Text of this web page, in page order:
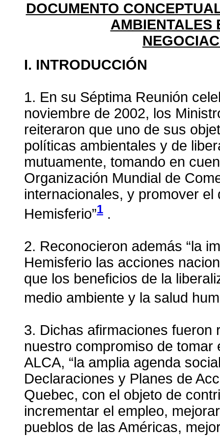
DOCUMENTO
AMBIENTALES
I. INTRODUCCIÓN
1. En su Séptima Reunión
noviembre de 2002, los
reiteraron que uno de sus
políticas ambientales y de
mutuamente, tomando en
Organización Mundial de
internacionales, y promover
Hemisferio”1 .
2. Reconocieron además “la
Hemisferio las acciones
que los beneficios de la
medio ambiente y la salud
3. Dichas afirmaciones fueron
nuestro compromiso de
ALCA, “la amplia agenda
Declaraciones y Planes de
Quebec, con el objeto de
incrementar el empleo,
pueblos de las Américas,